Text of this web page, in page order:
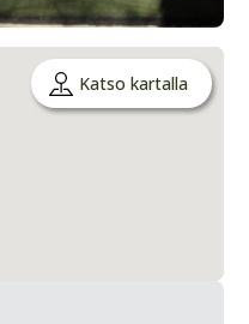
Katso kartalla